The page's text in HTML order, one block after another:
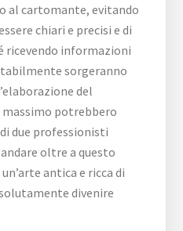
al cartomante, evitando
chiari e precisi e di
ricevendo informazioni
sorgeranno
del
massimo potrebbero
due professionisti
oltre a questo
antica e ricca di
divenire